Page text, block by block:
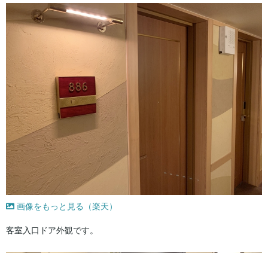
画像をもっと見る（楽天）
客室入口ドア外観です。